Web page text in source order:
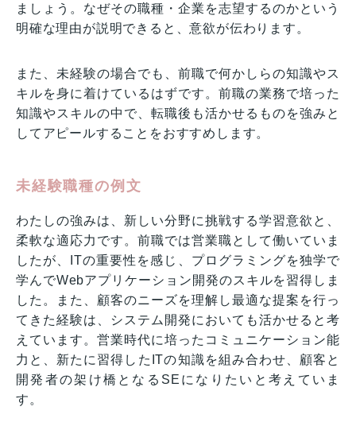
ましょう。なぜその職種・企業を志望するのかという
明確な理由が説明できると、意欲が伝わります。
また、未経験の場合でも、前職で何かしらの知識やス
キルを身に着けているはずです。前職の業務で培った
知識やスキルの中で、転職後も活かせるものを強みと
してアピールすることをおすすめします。
未経験職種の例文
わたしの強みは、新しい分野に挑戦する学習意欲と、
柔軟な適応力です。前職では営業職として働いていま
したが、ITの重要性を感じ、プログラミングを独学で
学んでWebアプリケーション開発のスキルを習得しま
した。また、顧客のニーズを理解し最適な提案を行っ
てきた経験は、システム開発においても活かせると考
えています。営業時代に培ったコミュニケーション能
力と、新たに習得したITの知識を組み合わせ、顧客と
開発者の架け橋となるSEになりたいと考えていま
す。